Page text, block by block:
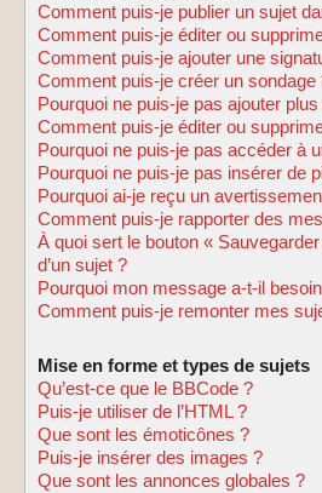
Comment puis-je publier un sujet
Comment puis-je éditer ou
Comment puis-je ajouter une
Comment puis-je créer un sondage
Pourquoi ne puis-je pas ajouter
Comment puis-je éditer ou
Pourquoi ne puis-je pas accéder à
Pourquoi ne puis-je pas insérer de
Pourquoi ai-je reçu un
Comment puis-je rapporter des
À quoi sert le bouton «
d’un sujet ?
Pourquoi mon message a-t-il
Comment puis-je remonter mes
Mise en forme et types de sujets
Qu’est-ce que le BBCode ?
Puis-je utiliser de l’HTML ?
Que sont les émoticônes ?
Puis-je insérer des images ?
Que sont les annonces globales ?